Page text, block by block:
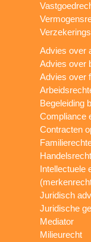
Advies over
Advies over
Advies over
Begeleiding
Compliance
Contracten
Intellectuele
Juridisch
Juridische
Mediator
Milieurecht